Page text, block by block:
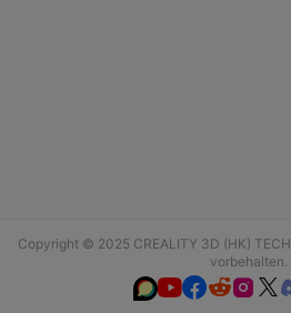
Copyright © 2025 CREALITY 3D (HK)
vorbehalten.
 